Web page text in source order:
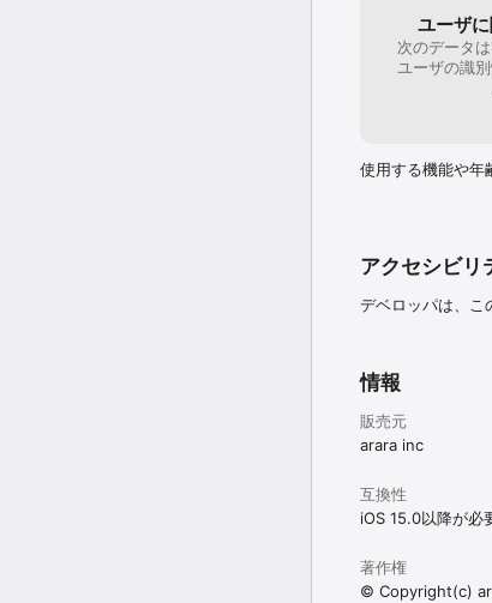
ユーザ
次のデータ
ユーザの識
使用する機能や年
アクセシビリ
デベロッパは、こ
情報
販売元
arara inc
互換性
iOS 15.0以降が必
著作権
© Copyright(c)